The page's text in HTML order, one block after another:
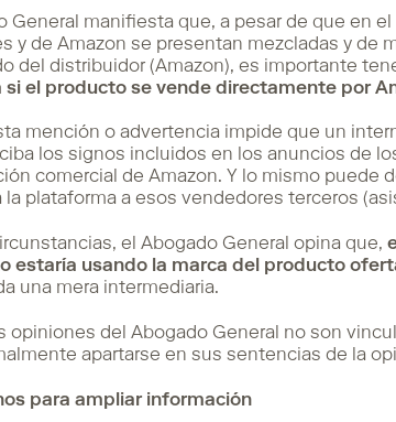
General manifiesta que, a pesar de que en
y de Amazon se presentan mezcladas y de
del distribuidor (Amazon), es importante
si el producto se vende directamente por
mención o advertencia impide que un
los signos incluidos en los anuncios de
comercial de Amazon. Y lo mismo
la plataforma a esos vendedores terceros
el Abogado General opina que,
estaría usando la marca del producto
una mera intermediaria.
opiniones del Abogado General no son
apartarse en sus sentencias de la
para ampliar información